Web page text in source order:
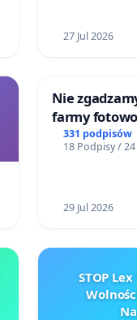
27 Jul 2026
Nie
farmy
rzetelnych
331 podpisów
18 Podpisy /
29 Jul 2026
STOP